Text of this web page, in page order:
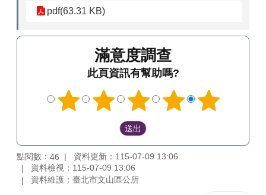
pdf(63.31 KB)
滿意度調查
此頁資訊有幫助嗎?
點閱數： 46
資料更新：115-07-09 13:06
資料檢視：115-07-09 13:06
資料維護：臺北市文山區公所